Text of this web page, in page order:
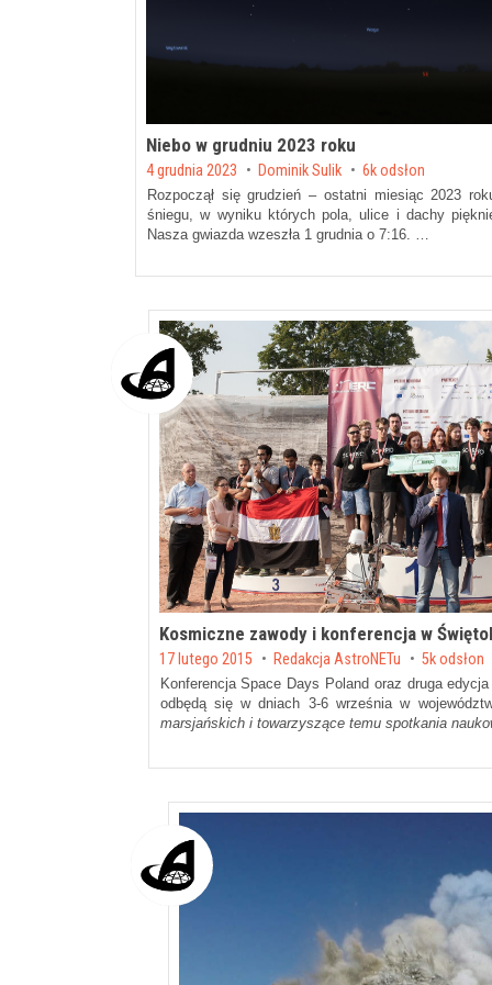
Niebo w grudniu 2023 roku
Posted on
4 grudnia 2023 by Dominik Sulik 6k odsłon
Rozpoczął się grudzień – ostatni miesiąc 2023
śniegu, w wyniku których pola, ulice i dachy
Nasza gwiazda wzeszła 1 grudnia o 7:16. …
Kosmiczne zawody i konferencja w
Posted on
17 lutego 2015 by Redakcja AstroNETu 5k odsłon
Konferencja Space Days Poland oraz druga
odbędą się w dniach 3-6 września w
marsjańskich i towarzyszące temu spotkania